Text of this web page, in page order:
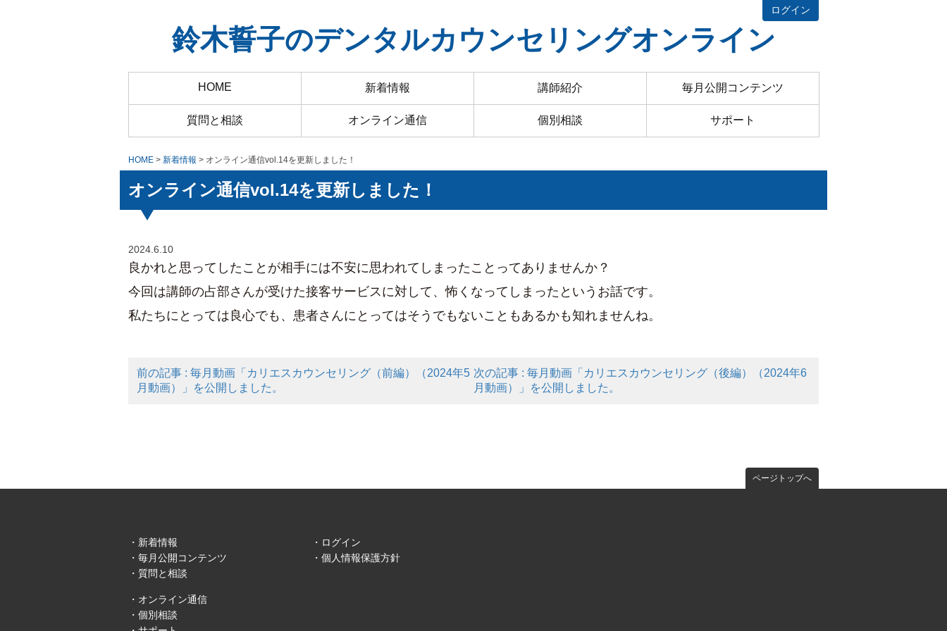
鈴木誓子のデンタルカウンセリングオンライン
ログイン
HOME 新着情報 講師紹介 毎月公開コンテンツ
質問と相談 オンライン通信 個別相談 サポート
HOME > 新着情報 > オンライン通信vol.14を更新しました！
オンライン通信vol.14を更新しました！
2024.6.10
良かれと思ってしたことが相手には不安に思われてしまったことってありませんか？
今回は講師の占部さんが受けた接客サービスに対して、怖くなってしまったというお話です。
私たちにとっては良心でも、患者さんにとってはそうでもないこともあるかも知れませんね。
前の記事 : 毎月動画「カリエスカウンセリング（前編）（2024年5
月動画）」を公開しました。
次の記事 : 毎月動画「カリエスカウンセリング（後編）（2024年6
月動画）」を公開しました。
ページトップへ
新着情報
毎月公開コンテンツ
質問と相談
オンライン通信
個別相談
ログイン
個人情報保護方針